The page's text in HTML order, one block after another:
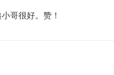
哥很好。赞！